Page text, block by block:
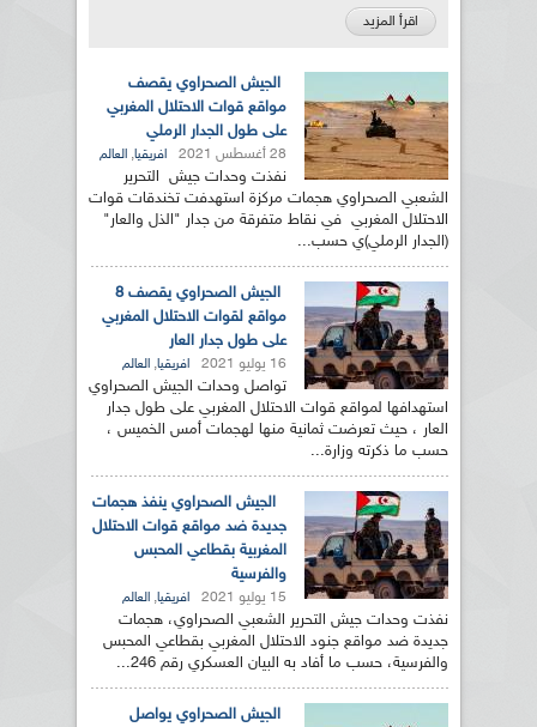
اقرأ المزيد
الجيش الصحراوي يقصف
مواقع قوات الاحتلال المغربي
على طول الجدار الرملي
28 أغسطس 2021 افريقيا, العالم
نفذت وحدات جيش التحرير
الشعبي الصحراوي هجمات مركزة استهدفت تخندقات قوات
الاحتلال المغربي في نقاط متفرقة من جدار "الذل والعار"
(الجدار الرملي)ي حسب...
الجيش الصحراوي يقصف 8
مواقع لقوات الاحتلال المغربي
على طول جدار العار
16 يوليو 2021 افريقيا, العالم
تواصل وحدات الجيش الصحراوي
استهدافها لمواقع قوات الاحتلال المغربي على طول جدار
العار ، حيث تعرضت ثمانية منها لهجمات أمس الخميس ،
حسب ما ذكرته وزارة...
الجيش الصحراوي ينفذ هجمات
جديدة ضد مواقع قوات الاحتلال
المغربية بقطاعي المحبس
والفرسية
15 يوليو 2021 افريقيا, العالم
نفذت وحدات جيش التحرير الشعبي الصحراوي، هجمات
جديدة ضد مواقع جنود الاحتلال المغربي بقطاعي المحبس
والفرسية، حسب ما أفاد به البيان العسكري رقم 246...
الجيش الصحراوي يواصل